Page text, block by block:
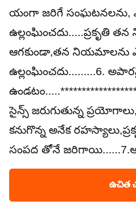
యంగా జరిగే సంఘటనలను,
ఆగకుండా,తన నియమాలను
ఉల్లంఘించదు.........6.
సైన్స్ జరుగుతున్న
కనుగొన్న అనేక
సంపద తోనే
ఉచిత